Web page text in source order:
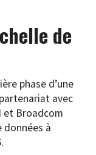
de
phase d’une
avec
et Broadcom
à